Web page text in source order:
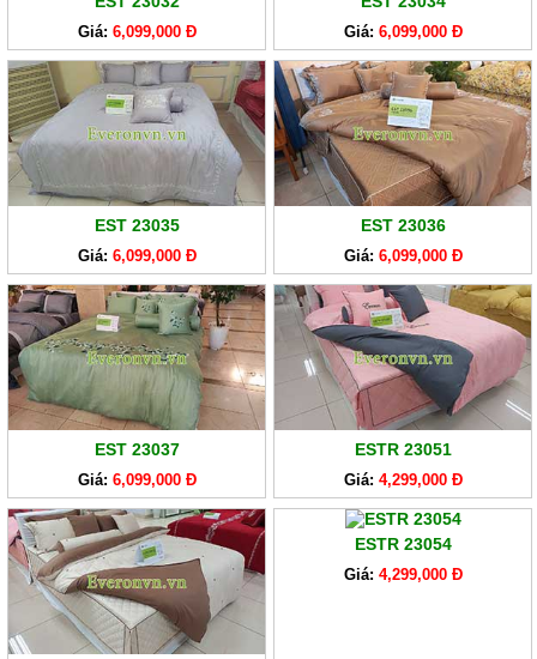
Giá: 6,099,000 Đ Giá: 6,099,000 Đ
EST 23035
Giá: 6,099,000 Đ
EST 23036
Giá: 6,099,000 Đ
EST 23037
Giá: 6,099,000 Đ
ESTR 23051
Giá: 4,299,000 Đ
ESTR 23054
Giá: 4,299,000 Đ